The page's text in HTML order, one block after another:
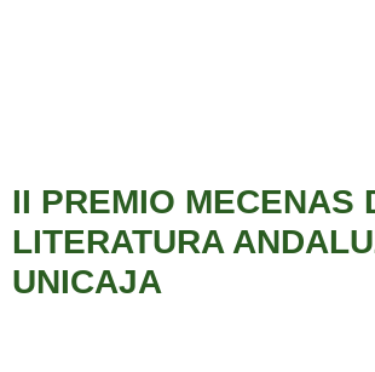
II PREMIO MECENAS
LITERATURA
UNICAJA